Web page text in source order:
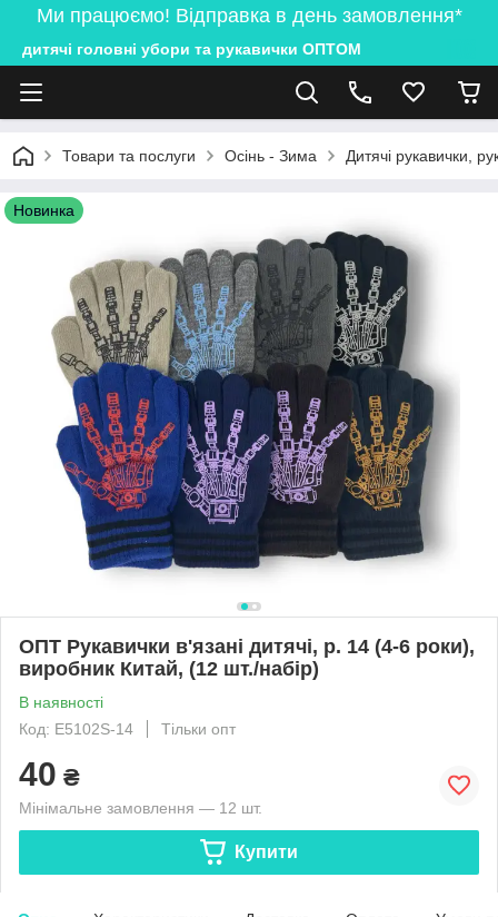
Ми працюємо! Відправка в день замовлення*
дитячі головні убори та рукавички ОПТОМ
Товари та послуги Осінь - Зима Дитячі рукавички,
Новинка
ОПТ Рукавички в'язані дитячі, р. 14 (4-6 роки),
виробник Китай, (12 шт./набір)
В наявності
Код: E5102S-14
Тільки опт
40 ₴
Мінімальне замовлення — 12 шт.
Купити